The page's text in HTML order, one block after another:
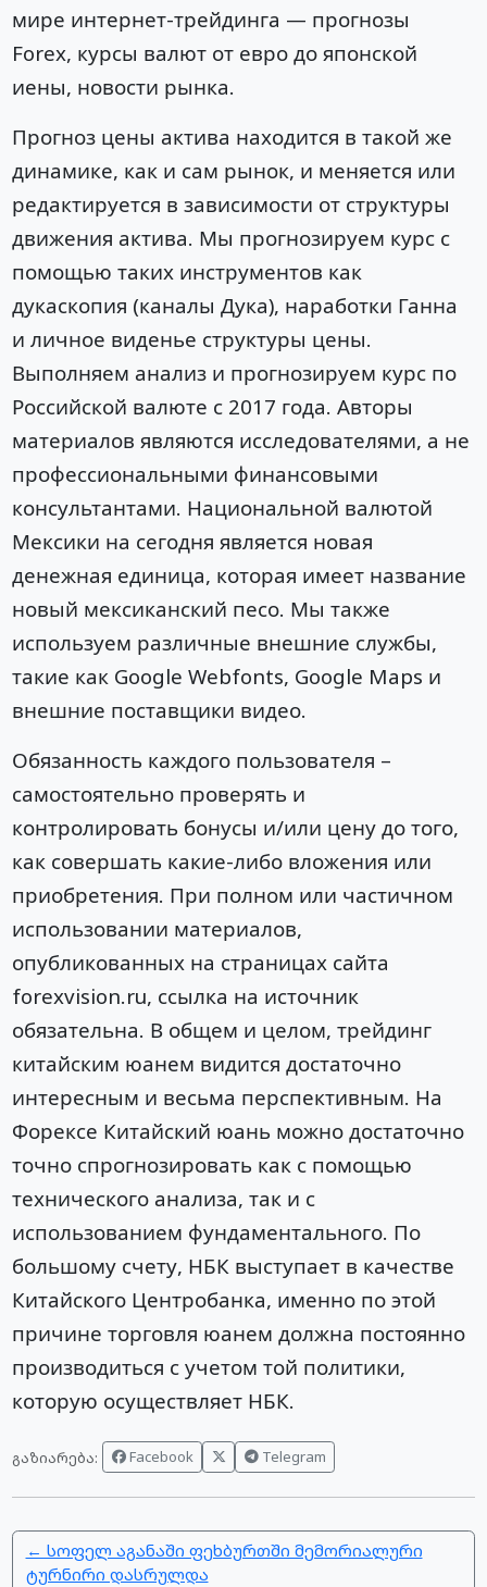
мире интернет-трейдинга — прогнозы
Forex, курсы валют от евро до японской
иены, новости рынка.
Прогноз цены актива находится в такой же
динамике, как и сам рынок, и меняется или
редактируется в зависимости от структуры
движения актива. Мы прогнозируем курс с
помощью таких инструментов как
дукаскопия (каналы Дука), наработки Ганна
и личное виденье структуры цены.
Выполняем анализ и прогнозируем курс по
Российской валюте с 2017 года. Авторы
материалов являются исследователями, а не
профессиональными финансовыми
консультантами. Национальной валютой
Мексики на сегодня является новая
денежная единица, которая имеет название
новый мексиканский песо. Мы также
используем различные внешние службы,
такие как Google Webfonts, Google Maps и
внешние поставщики видео.
Обязанность каждого пользователя –
самостоятельно проверять и
контролировать бонусы и/или цену до того,
как совершать какие-либо вложения или
приобретения. При полном или частичном
использовании материалов,
опубликованных на страницах сайта
forexvision.ru, ссылка на источник
обязательна. В общем и целом, трейдинг
китайским юанем видится достаточно
интересным и весьма перспективным. На
Форексе Китайский юань можно достаточно
точно спрогнозировать как с помощью
технического анализа, так и с
использованием фундаментального. По
большому счету, НБК выступает в качестве
Китайского Центробанка, именно по этой
причине торговля юанем должна постоянно
производиться с учетом той политики,
которую осуществляет НБК.
გაზიარება: Facebook Telegram
← სოფელ აგანაში ფეხბურთში მემორიალური
ტურნირი დასრულდა